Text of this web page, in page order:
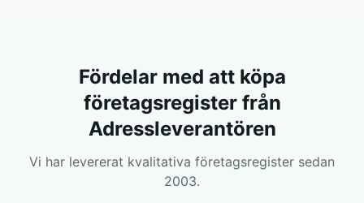
Fördelar med att köpa
företagsregister från
Adressleverantören
Vi har levererat kvalitativa företagsregister sedan
2003.